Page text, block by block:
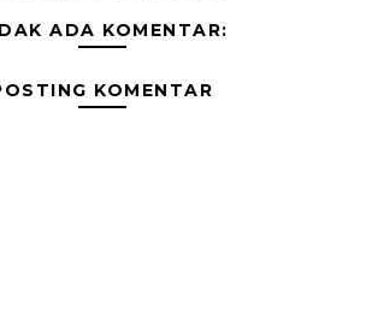
ADA KOMENTAR:
KOMENTAR